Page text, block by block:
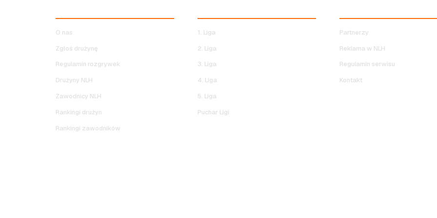
O nas
Zgłoś drużynę
Regulamin rozgrywek
Drużyny NLH
Zawodnicy NLH
Rankingi drużyn
Rankingi zawodników
1. Liga
2. Liga
3. Liga
4. Liga
5. Liga
Puchar Ligi
Partnerzy
Reklama w NLH
Regulamin serwisu
Kontakt